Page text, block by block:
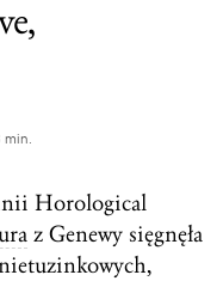
min.
Horological
z Genewy sięgnęła